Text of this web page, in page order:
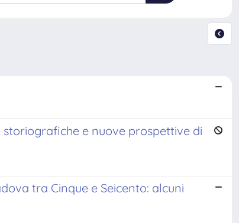
storiografiche e nuove prospettive di
tra Cinque e Seicento: alcuni